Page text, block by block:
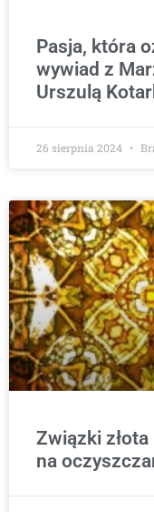
Pasja, która
wywiad z
Urszulą
26 sierpnia 2024
Związki złota
na